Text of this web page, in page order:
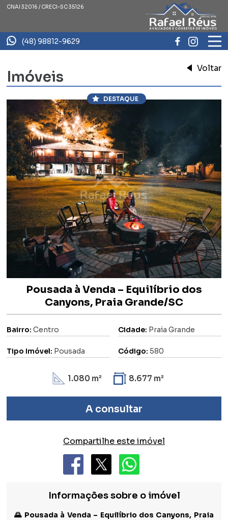
CNAI 32016 / CRECI-SC 35126
(48) 98812-9629
Voltar
Imóveis
DESTAQUE
Pousada à Venda – Equilíbrio dos
Canyons, Praia Grande/SC
Cidade: Praia Grande
Bairro:Centro
Código: 580
Tipo Imóvel: Pousada
1.080 m² 8.677 m²
A consultar
Compartilhe este imóvel
Informações sobre o imóvel
🌄 Pousada à Venda – Equilíbrio dos Canyons, Praia